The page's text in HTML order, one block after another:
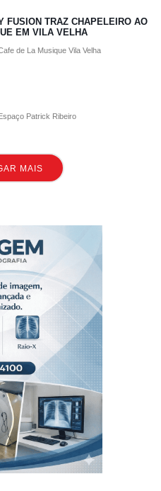
FUSION TRAZ CHAPELEIRO AO
EM VILA VELHA
de La Musique Vila Velha
Patrick Ribeiro
MAIS